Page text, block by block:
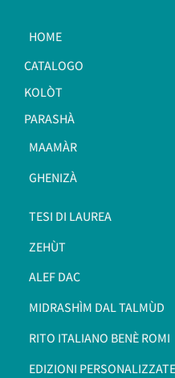
HOME
CATALOGO
KOLÒT
PARASHÀ
MAAMÀR
GHENIZÀ
TESI DI LAUREA
ZEHÙT
ALEF DAC
MIDRASHÌM DAL TALMÙD
RITO ITALIANO BENÈ ROMI​
EDIZIONI PERSONALIZZATE